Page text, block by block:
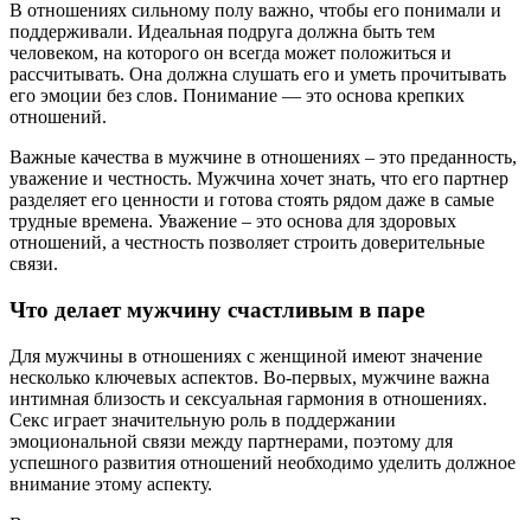
В отношениях сильному полу важно, чтобы его понимали и
поддерживали. Идеальная подруга должна быть тем
человеком, на которого он всегда может положиться и
рассчитывать. Она должна слушать его и уметь прочитывать
его эмоции без слов. Понимание — это основа крепких
отношений.
Важные качества в мужчине в отношениях – это преданность,
уважение и честность. Мужчина хочет знать, что его партнер
разделяет его ценности и готова стоять рядом даже в самые
трудные времена. Уважение – это основа для здоровых
отношений, а честность позволяет строить доверительные
связи.
Что делает мужчину счастливым в паре
Для мужчины в отношениях с женщиной имеют значение
несколько ключевых аспектов. Во-первых, мужчине важна
интимная близость и сексуальная гармония в отношениях.
Секс играет значительную роль в поддержании
эмоциональной связи между партнерами, поэтому для
успешного развития отношений необходимо уделить должное
внимание этому аспекту.